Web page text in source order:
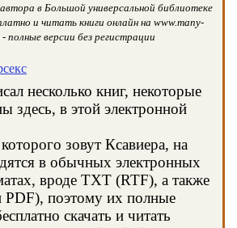
в Большой универсальной библиотеке
и читать книги онлайн на www.many-
полные версии без регистрации
несколько книг, некоторые
здесь, в этой электронной
зовут Ксавиера, на
в обычных электронных
вроде TXT (RTF), а также
поэтому их полные
скачать и читать